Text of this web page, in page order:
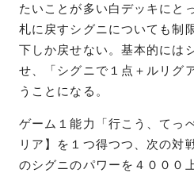
たいことが多い白デッキにと
札に戻すシグニについても制
下しか戻せない。基本的には
せ、「シグニで１点＋ルリグ
うことになる。
ゲーム１能力「行こう、てっ
リア】を１つ得つつ、次の対
のシグニのパワーを４０００